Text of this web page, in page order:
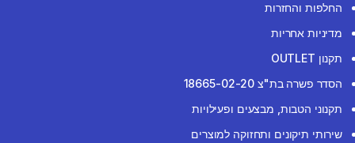
החלפות והחזרות
מדיניות אחריות
תקנון OUTLET
הסדר פשרה בת"צ 18665-02-20
תקנוני הטבות, מבצעים ופעילויות
שירותי תיקונים ותחזוקה למוצרים